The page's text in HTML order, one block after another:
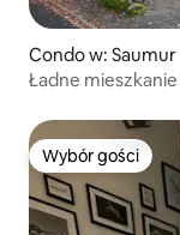
Condo w: Saumur
Wybór gości
Wybór gości